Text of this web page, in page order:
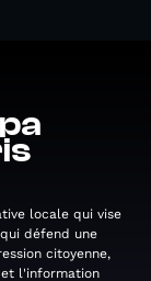
pa
locale qui vise
défend une
citoyenne,
l'information